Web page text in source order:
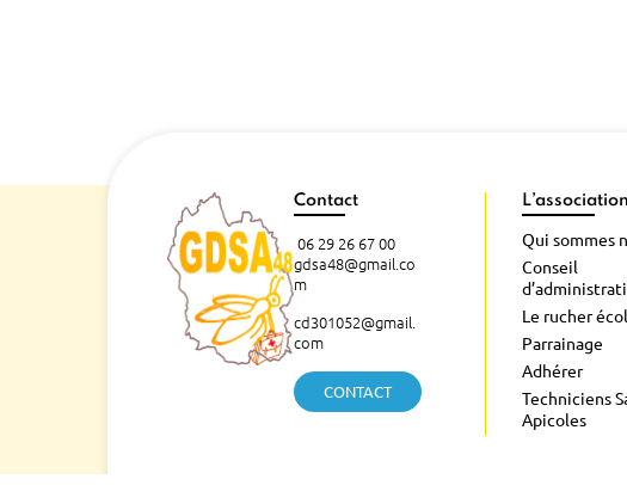
Contact
06 29 26 67 00
gdsa48@gmail.co
m
cd301052@gmail.
com
CONTACT
L’association
Qui sommes
Conseil
Le rucher
Parrainage
Adhérer
Techniciens
Apicoles